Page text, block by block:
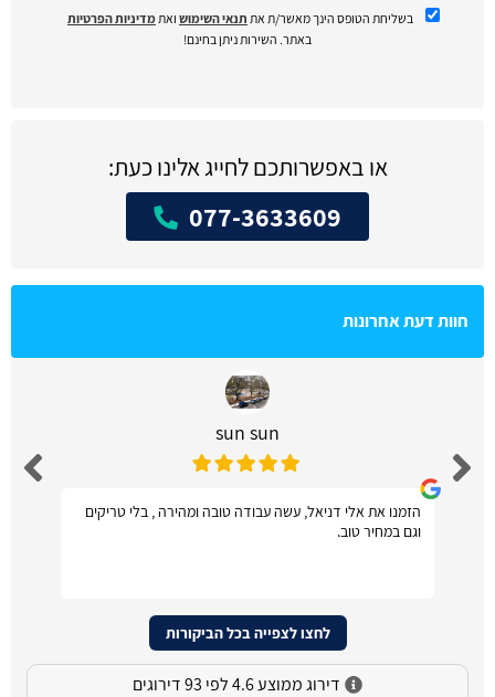
בשליחת הטופס הינך מאשר/ת את תנאי השימוש ואת מדיניות הפרטיות
באתר. השירות ניתן בחינם!
או באפשרותכם לחייג אלינו כעת:
077-3633609
חוות דעת אחרונות
sun sun
הזמנו את אלי דניאל, עשה עבודה טובה ומהירה , בלי טריקים
וגם במחיר טוב.
לחצו לצפייה בכל הביקורות
דירוג ממוצע 4.6 לפי 93 דירוגים